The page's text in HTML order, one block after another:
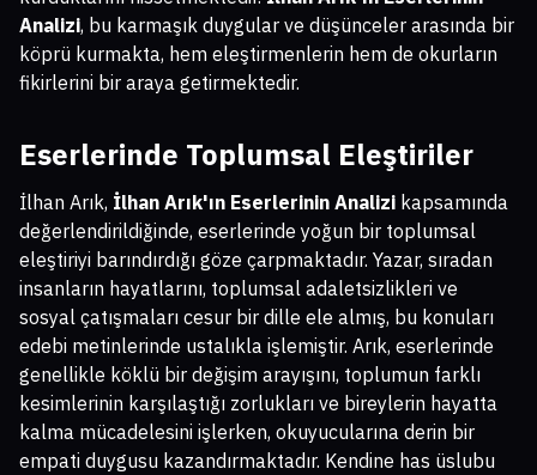
Analizi, bu karmaşık duygular ve düşünceler arasında bir
köprü kurmakta, hem eleştirmenlerin hem de okurların
fikirlerini bir araya getirmektedir.
Eserlerinde Toplumsal Eleştiriler
İlhan Arık, İlhan Arık'ın Eserlerinin Analizi kapsamında
değerlendirildiğinde, eserlerinde yoğun bir toplumsal
eleştiriyi barındırdığı göze çarpmaktadır. Yazar, sıradan
insanların hayatlarını, toplumsal adaletsizlikleri ve
sosyal çatışmaları cesur bir dille ele almış, bu konuları
edebi metinlerinde ustalıkla işlemiştir. Arık, eserlerinde
genellikle köklü bir değişim arayışını, toplumun farklı
kesimlerinin karşılaştığı zorlukları ve bireylerin hayatta
kalma mücadelesini işlerken, okuyucularına derin bir
empati duygusu kazandırmaktadır. Kendine has üslubu